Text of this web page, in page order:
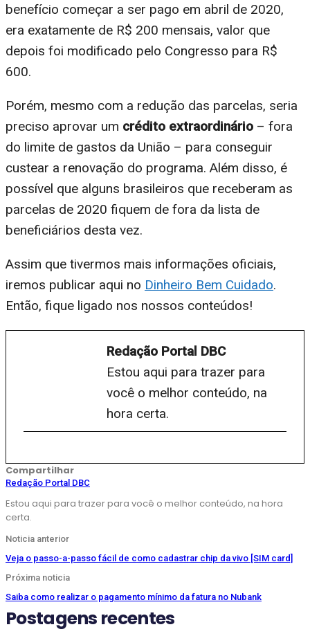
benefício começar a ser pago em abril de 2020,
era exatamente de R$ 200 mensais, valor que
depois foi modificado pelo Congresso para R$
600.
Porém, mesmo com a redução das parcelas, seria
preciso aprovar um crédito extraordinário – fora
do limite de gastos da União – para conseguir
custear a renovação do programa. Além disso, é
possível que alguns brasileiros que receberam as
parcelas de 2020 fiquem de fora da lista de
beneficiários desta vez.
Assim que tivermos mais informações oficiais,
iremos publicar aqui no Dinheiro Bem Cuidado.
Então, fique ligado nos nossos conteúdos!
Redação Portal DBC
Estou aqui para trazer para
você o melhor conteúdo, na
hora certa.
Compartilhar
Redação Portal DBC
Estou aqui para trazer para você o melhor conteúdo, na hora
certa.
Noticia anterior
Veja o passo-a-passo fácil de como cadastrar chip da vivo [SIM card]
Próxima noticia
Saiba como realizar o pagamento mínimo da fatura no Nubank
Postagens recentes